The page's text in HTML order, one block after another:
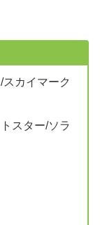
カイマーク
スター/ソラ